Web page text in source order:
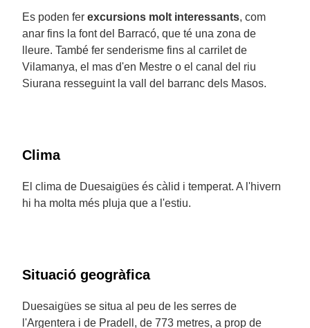
Es poden fer excursions molt interessants, com
anar fins la font del Barracó, que té una zona de
lleure. També fer senderisme fins al carrilet de
Vilamanya, el mas d'en Mestre o el canal del riu
Siurana resseguint la vall del barranc dels Masos.
Clima
El clima de Duesaigües és càlid i temperat. A l'hivern
hi ha molta més pluja que a l'estiu.
Situació geogràfica
Duesaigües se situa al peu de les serres de
l'Argentera i de Pradell, de 773 metres, a prop de